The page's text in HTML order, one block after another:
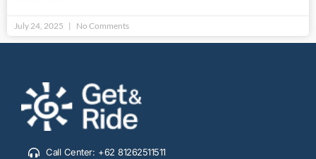
July 24, 2025 No Comments
Call Center: +62 81262511511